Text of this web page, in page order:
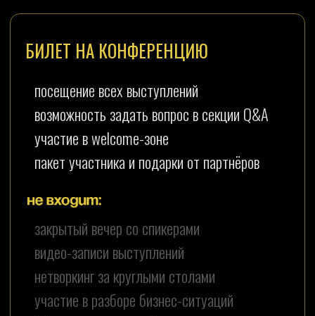
Диана Елисеева (Васильченко) - организатор